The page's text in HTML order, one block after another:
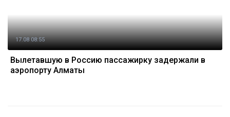
17.08 08:55
Вылетавшую в Россию пассажирку задержали в
аэропорту Алматы